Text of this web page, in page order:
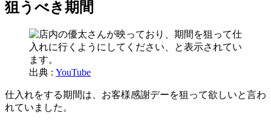
狙うべき期間
出典 : YouTube
仕入れをする期間は、お客様感謝デーを狙って欲しいと言わ
れていました。